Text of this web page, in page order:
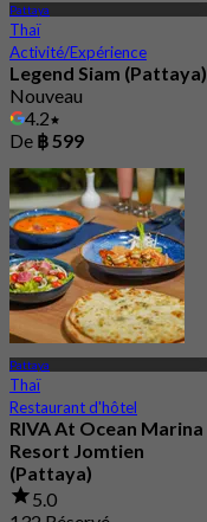
Pattaya
Thaï
Activité/Expérience
Legend Siam (Pattaya)
Nouveau
4.2
De ฿ 599
Pattaya
Thaï
Restaurant d'hôtel
RIVA At Ocean Marina
Resort Jomtien
(Pattaya)
5.0